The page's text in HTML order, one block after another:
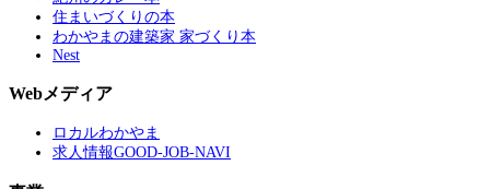
住まいづくりの本
わかやまの建築家 家づくり本
Nest
Webメディア
ロカルわかやま
求人情報GOOD-JOB-NAVI